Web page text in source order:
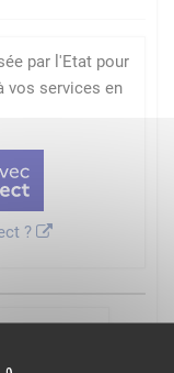
par l'Etat pour
vos services en
?